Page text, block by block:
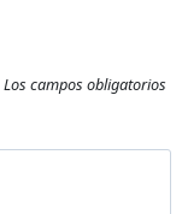
Los campos obligatorios